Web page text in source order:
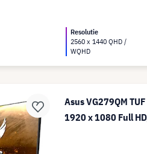
Resolutie
2560 x 1440 QHD /
WQHD
Asus VG279QM
1920 x 1080 Full